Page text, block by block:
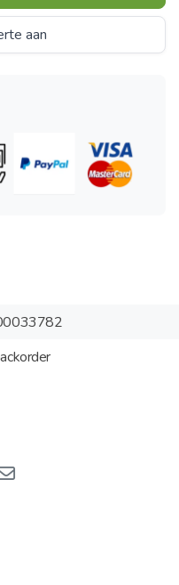
aan